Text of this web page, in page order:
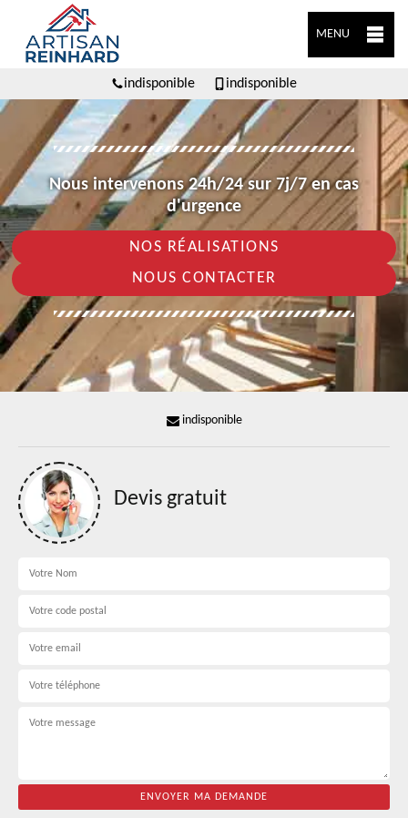
MENU
indisponible indisponible
Nous intervenons 24h/24 sur 7j/7 en cas
d'urgence
NOS RÉALISATIONS
NOUS CONTACTER
indisponible
Devis gratuit